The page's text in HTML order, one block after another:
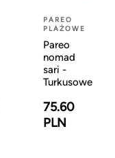
PAREO
PLAŻOWE
Pareo
nomad
sari -
Turkusowe
75.60
PLN